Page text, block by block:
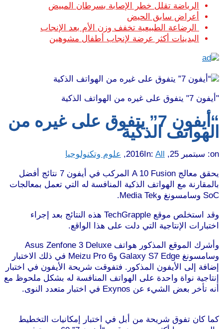
الرياضة تقلل خطر الإصابة بسرطان المبيض
أعراض سابق الحيض
الرضاعة الطبيعية تخفف وزن الأم بعد الإنجاب
البدينات أكثر عرضة لإنجاب أطفال مشوهين
"أيفون 7" يتفوق على غيره من الهواتف الذكية
“أيفون 7” يتفوق على غيره من
الهواتف الذكية
on: سبتمبر 25, 2016 In: All
, علوم وتكنولوجيا
يحقق معالج A 10 Fusion المركب في أيفون 7 نتائج أفضل
بالمقارنة مع الهواتف الذكية المنافسة له التي تعمل بمعالجات
SoC وسامسونغ وMedia Tek.
وقد استخلص موقع TechGrapple هذه النتائج بعد إجراء
اختبارات الإنتاجية التي دلت على هذا الواقع.
وأشرك الموقع المذكور هواتف Asus Zenfone 3 Deluxe
وسامسونغ Galaxy S7 Edge وMeizu Pro 6 في ذلك الاختبار
إضافة إلى الأيفون المذكور. فتفوقت شريحة الأيفون في اختبار
إنتاجية نواة واحدة على الهواتف المنافسة له بشكل ملحوظ مع
أنه تأخر بعض الشيء عن Exynos في اختبار متعدد النوى.
كما كان تفوق شريحة من أبل في اختبار إمكانيات التخطيط